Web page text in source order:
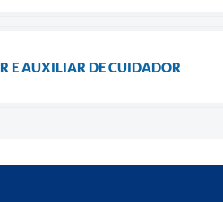
E AUXILIAR DE CUIDADOR